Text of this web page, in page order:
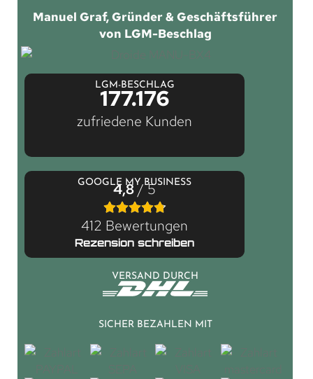
Manuel Graf, Gründer & Geschäftsführer
von LGM-Beschlag
LGM-BESCHLAG
177.176
zufriedene Kunden
GOOGLE MY BUSINESS
4,8/ 5
412 Bewertungen
Rezension schreiben
VERSAND DURCH
SICHER BEZAHLEN MIT